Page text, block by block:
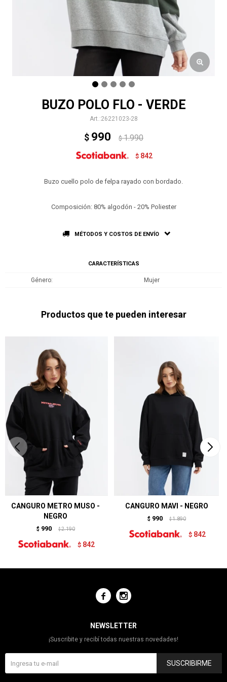
BUZO POLO FLO - VERDE
26221023-28
$ 990 $ 1.990
$ 842
Buzo cuello polo de felpa rayado con bordado.
Composición: 80% algodón - 20% Poliester
MÉTODOS Y COSTOS DE ENVÍO
CARACTERÍSTICAS
Género Mujer
Productos que te pueden interesar
CANGURO METRO MUSO -
NEGRO
$ 990 $ 2.190
$ 842
CANGURO MAVI - NEGRO
$ 990 $ 1.890
$ 842
 
NEWSLETTER
¡Suscribite y recibí todas nuestras novedades!
SUSCRIBIRME